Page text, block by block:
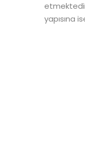
yapısına